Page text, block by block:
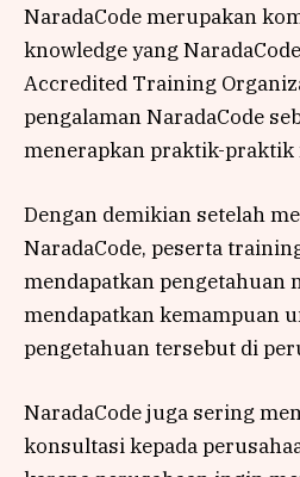
NaradaCode merupakan
knowledge yang
Accredited Training
pengalaman NaradaCode
menerapkan praktik-praktik
Dengan demikian setelah
NaradaCode, peserta
mendapatkan pengetahuan
mendapatkan kemampuan
pengetahuan tersebut di
NaradaCode juga sering
konsultasi kepada